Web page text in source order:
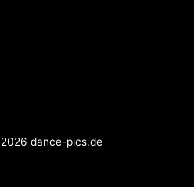
dance-pics.de